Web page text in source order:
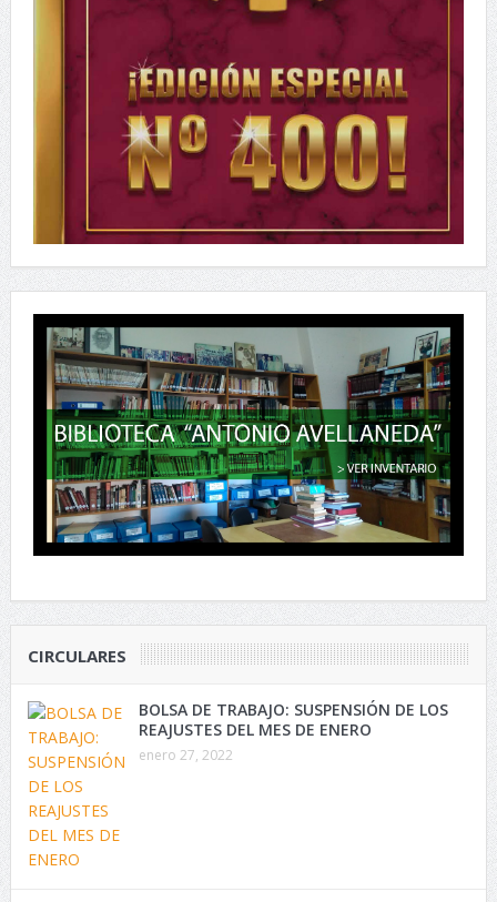
CIRCULARES
BOLSA DE TRABAJO: SUSPENSIÓN DE LOS
REAJUSTES DEL MES DE ENERO
enero 27, 2022